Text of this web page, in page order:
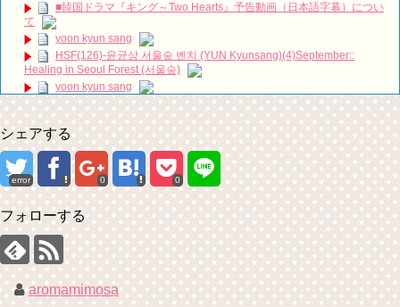
「30だけど17です」ヤン・セジョンのお姫様抱っこや腕枕に胸キュ
ン必至！スペシャル映像公開！
「七日の王妃」パク・ミニョン インタビュー 7/3発売ＤＶＤＳＥ
Ｔ１映像特典より
ハン・ヘジン 한혜진 – (선공개) 강남 3대 얼짱 출신 &#39;한혜진 언니
&#39; (ft. 도여니의 학창시절) | 편 먹고 갈래요? 밥블레스유 2 bobblessyou2
EP.18
ソン・ヘギョ – ソンヘギョ キスまとめ
ハン・ヘジン 한혜진 – Still We (여전히 우리는)
한가인 –
「ライフ・ オン・ マーズ」2019年11月2日TSUTAYAにて先行レンタ
ル開始！
(ENG SUB) Behind The Scene Hyun Bin 현빈❤️ 손예진 Son Ye Jin-
Crash Landing On You/ヒョンビン❤️ソンイェジン / エンジョイ❕
ユン・ギュンサン、番組にも登場した愛猫が急死…イ・ソンギョンら
同僚芸能人から慰めの言葉が続々 – Taka News
キム・レウォンの影絵遊び！？「黒騎士～永遠の約束～」メイキング
を一部公開（DVD-SET2特典映像より）
■韓国ドラマ『キング～Two Hearts』予告動画（日本語字幕）につい
て
yoon kyun sang
HSF(126)-윤균상 서울숲 벤치 (YUN Kyunsang)(4)September::
Healing in Seoul Forest (서울숲)
yoon kyun sang
ユン・ギュンサン主演「潜入弁護人」第1回特別公開！
九尾狐外伝 第２話 キム・ジウ チョ・ヒョンジェ
九尾狐外伝 メイキング03 ハン・イェスル
チョ・ヒョンジェ 조현재 九尾狐外伝 制作発表会
キム・テヒの弟イ・ワン♥イ・ボミ、今日（28日）結婚……
「まず熱く掃除せよ」女優キム・ユジョン、「健康がとても回復…痩
せたのはソン・ジェリムのせい!? 」 (11/26)
【裏芸能】キムユジョンの熱愛彼氏はあの大物俳優
キム・ユジョン、美しいセルフショットで近況を伝える“会いたいで
しょ？” Big News TV
キム・ユジョン、新ドラマ「まず熱く掃除せよ」に出演確定…“台本
を見た瞬間惹かれた” 20180123
幻の王女チャミョンゴ エンディング
シェアする
error 0 0
フォローする
aromamimosa